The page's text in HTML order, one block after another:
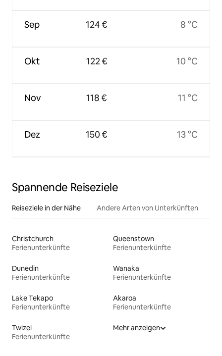
Sep
Okt
Nov
Dez
124 €
122 €
118 €
150 €
8 °C
10 °C
11 °C
13 °C
Spannende Reiseziele
Reiseziele in der Nähe Andere Arten von Unterkünften
Christchurch
Ferienunterkünfte
Queenstown
Ferienunterkünfte
Dunedin
Ferienunterkünfte
Wanaka
Ferienunterkünfte
Lake Tekapo
Ferienunterkünfte
Akaroa
Ferienunterkünfte
Twizel
Ferienunterkünfte
Mehr anzeigen